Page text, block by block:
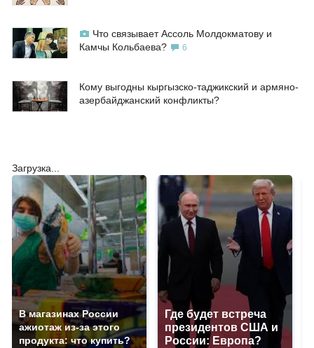
Что связывает Ассоль Молдокматову и
Камчы Кольбаева?
6
Кому выгодны кыргызско-таджикский и армяно-
азербайджанский конфликты?
Загрузка...
В магазинах России
ажиотаж из-за этого
продукта: что купить?
Где будет встреча
президентов США и
России: Европа?